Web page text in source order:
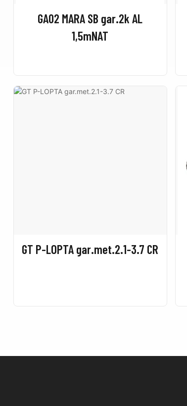
GA02 MARA SB gar.2k AL
1,5mNAT
GT P-LOPTA gar.met.2.1-3.7 CR